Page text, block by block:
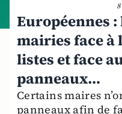
Européennes :
mairies face à
listes et face
panneaux…
Certains maires
panneaux afin de